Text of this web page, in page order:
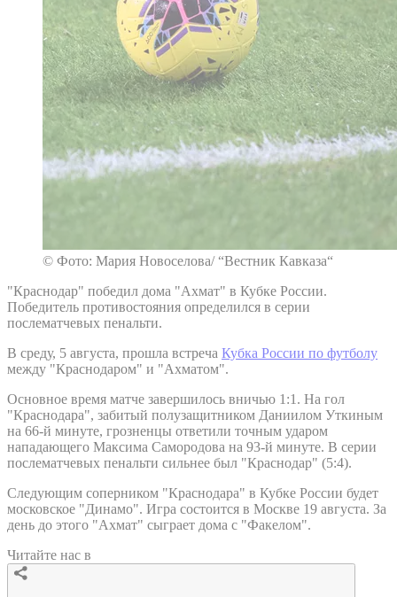
© Фото: Мария Новоселова/ “Вестник Кавказа“
"Краснодар" победил дома "Ахмат" в Кубке России.
Победитель противостояния определился в серии
послематчевых пенальти.
В среду, 5 августа, прошла встреча Кубка России по футболу
между "Краснодаром" и "Ахматом".
Основное время матче завершилось вничью 1:1. На гол
"Краснодара", забитый полузащитником Даниилом Уткиным
на 66-й минуте, грозненцы ответили точным ударом
нападающего Максима Самородова на 93-й минуте. В серии
послематчевых пенальти сильнее был "Краснодар" (5:4).
Следующим соперником "Краснодара" в Кубке России будет
московское "Динамо". Игра состоится в Москве 19 августа. За
день до этого "Ахмат" сыграет дома с "Факелом".
Читайте нас в